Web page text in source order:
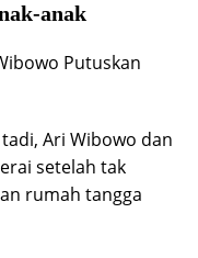
anak
Ari Wibowo dan
setelah tak
rumah tangga